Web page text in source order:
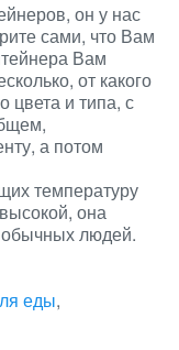
он у нас
сами, что Вам
Вам
от какого
цвета и типа, с
а потом
температуру
она
обычных людей.
еды,